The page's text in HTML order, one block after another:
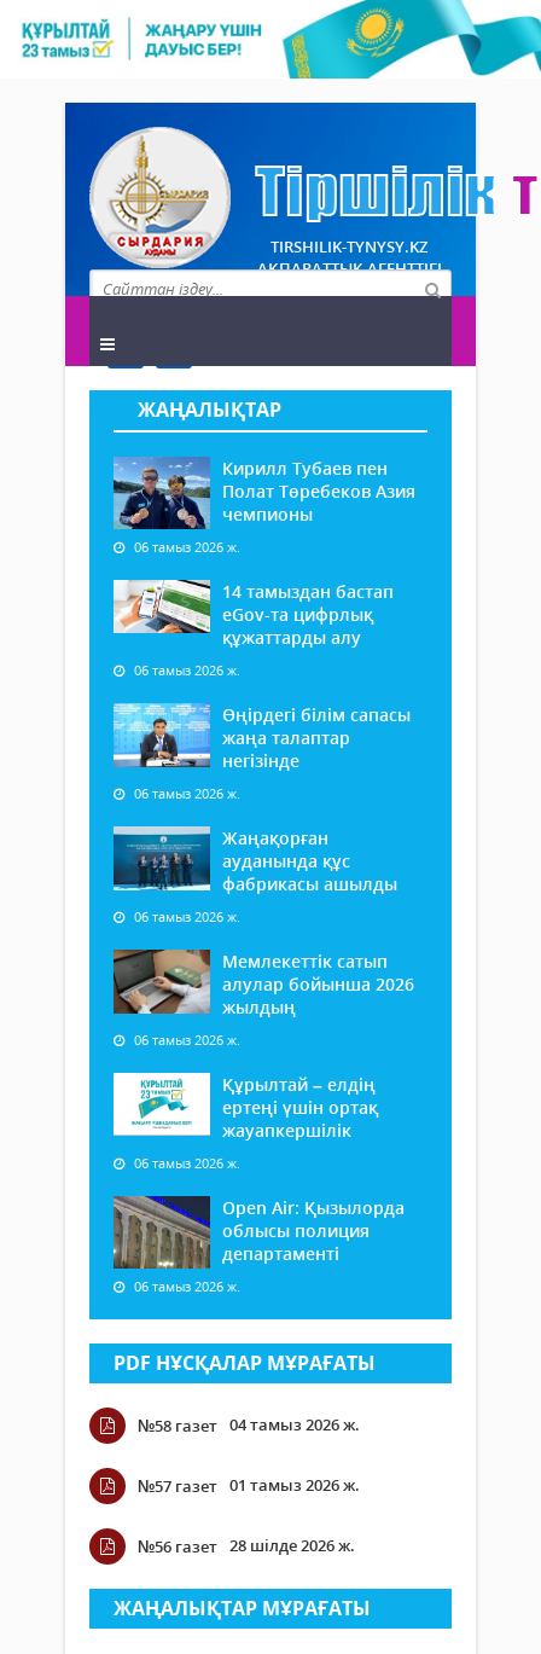
TIRSHILIK-TYNYSY.KZ
АҚПАРАТТЫҚ АГЕНТТІГІ
ЖАҢАЛЫҚТАР
Кирилл Тубаев пен
Полат Төребеков Азия
чемпионы
06 тамыз 2026 ж.
14 тамыздан бастап
еGov-та цифрлық
құжаттарды алу
06 тамыз 2026 ж.
Өңірдегі білім сапасы
жаңа талаптар
негізінде
06 тамыз 2026 ж.
Жаңақорған
ауданында құс
фабрикасы ашылды
06 тамыз 2026 ж.
Мемлекеттік сатып
алулар бойынша 2026
жылдың
06 тамыз 2026 ж.
Құрылтай – елдің
ертеңі үшін ортақ
жауапкершілік
06 тамыз 2026 ж.
Open Air: Қызылорда
облысы полиция
департаменті
06 тамыз 2026 ж.
PDF НҰСҚАЛАР МҰРАҒАТЫ
№58 газет 04 тамыз 2026 ж.
№57 газет 01 тамыз 2026 ж.
№56 газет 28 шілде 2026 ж.
ЖАҢАЛЫҚТАР МҰРАҒАТЫ